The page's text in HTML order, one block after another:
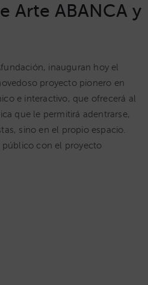
Arte ABANCA y
inauguran hoy el
proyecto pionero en
e interactivo, que ofrecerá al
que le permitirá adentrarse,
sino en el propio espacio.
público con el proyecto